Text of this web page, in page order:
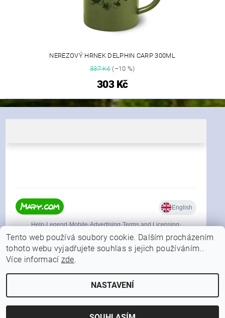
NEREZOVÝ HRNEK DELPHIN CARP 300ML
337 Kč(–10 %)
303 Kč
2026 © FORFISHER.CZ, všechna práva vyhrazena
Vytvořil Shoptet
Tento web používá soubory cookie. Dalším procházením
tohoto webu vyjadřujete souhlas s jejich používáním..
Více informací zde.
NASTAVENÍ